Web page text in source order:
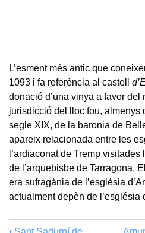
L’esment més antic que
1093 i fa referència al castell
donació d’una vinya a favor del
jurisdicció del lloc fou, almenys
segle XIX, de la baronia de
apareix relacionada entre les
l’ardiaconat de Tremp
de l’arquebisbe de Tarragona.
era sufragània de l’església
actualment depèn de